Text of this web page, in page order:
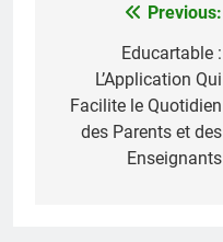
Navigation
l’article
Previous:
Educartable :
L’Application Qui
Facilite le Quotidien
des Parents et des
Enseignants